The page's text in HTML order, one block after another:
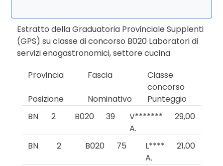
Estratto della Graduatoria Provinciale Supplenti
(GPS) su classe di concorso B020 Laboratori di
servizi enogastronomici, settore cucina
Provincia
Fascia
Classe
concorso
Posizione
Nominativo
Punteggio
BN
2 B020 39
V*******
A.
29,00
BN 2 B020 75
L****
A.
21,00